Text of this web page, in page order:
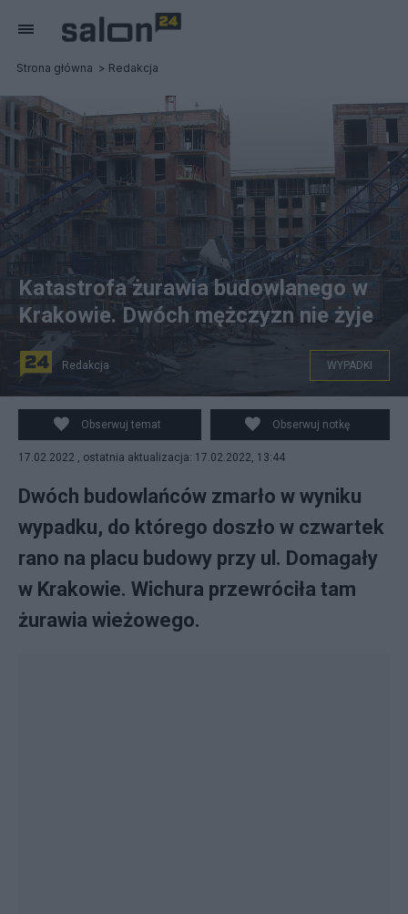
Strona główna Redakcja
Fot. PAP/Łukasz Gągulski
Katastrofa żurawia budowlanego w
Krakowie. Dwóch mężczyzn nie żyje
Redakcja WYPADKI
Obserwuj temat Obserwuj notkę
17.02.2022 , ostatnia aktualizacja: 17.02.2022, 13:44
Dwóch budowlańców zmarło w wyniku
wypadku, do którego doszło w czwartek
rano na placu budowy przy ul. Domagały
w Krakowie. Wichura przewróciła tam
żurawia wieżowego.